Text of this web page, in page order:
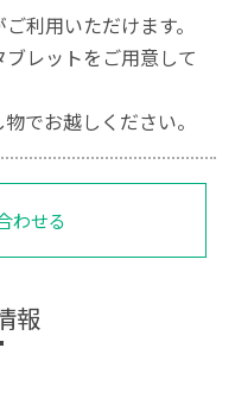
利用いただけます。
レットをご用意して
でお越しください。
わせる
報